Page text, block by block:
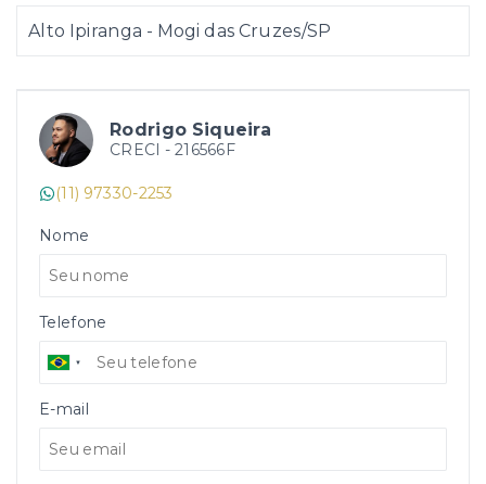
Rodrigo Siqueira
CRECI - 216566F
(11) 97330-2253
Nome
Telefone
E-mail
Alto Ipiranga - Mogi das Cruzes/SP